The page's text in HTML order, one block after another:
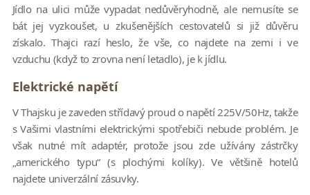
Jídlo na ulici může vypadat nedůvěryhodně, ale nemusíte se
bát jej vyzkoušet, u zkušenějších cestovatelů si již důvěru
získalo. Thajci razí heslo, že vše, co najdete na zemi i ve
vzduchu (když to zrovna není letadlo), je k jídlu.
Elektrické napětí
V Thajsku je zaveden střídavý proud o napětí 225V/50Hz, takže
s Vašimi vlastními elektrickými spotřebiči nebude problém. Je
však nutné mít adaptér, protože jsou zde užívány zástrčky
„amerického typu“ (s plochými kolíky). Ve většině hotelů
najdete univerzální zásuvky.